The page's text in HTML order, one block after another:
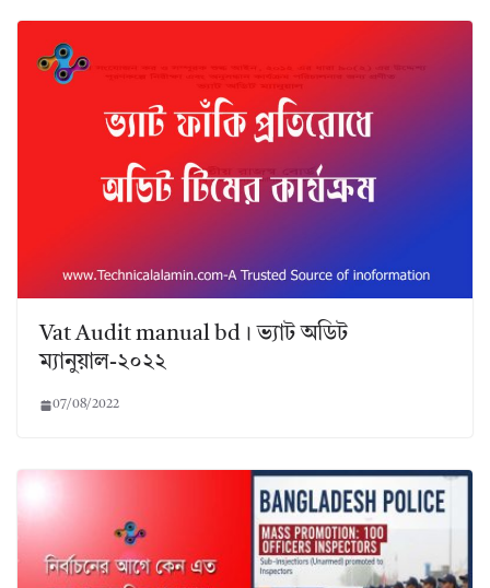
Vat Audit manual bd। ভ্যাট অডিট
ম্যানুয়াল-২০২২
07/08/2022